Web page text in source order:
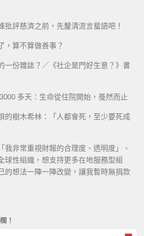
批評慈濟之前，先釐清流言蜚語吧！
，算不算做善事？
一份雜誌？／《社企是門好生意？》書
多天：生命從住院開始，戞然而止
的樹木希林：「人都會死，至少要死成
我非常重視財報的合理度、透明度」、
球性組織，想支持更多在地服務型組
的想法一陣一陣改變，讓我暫時無捐款
！